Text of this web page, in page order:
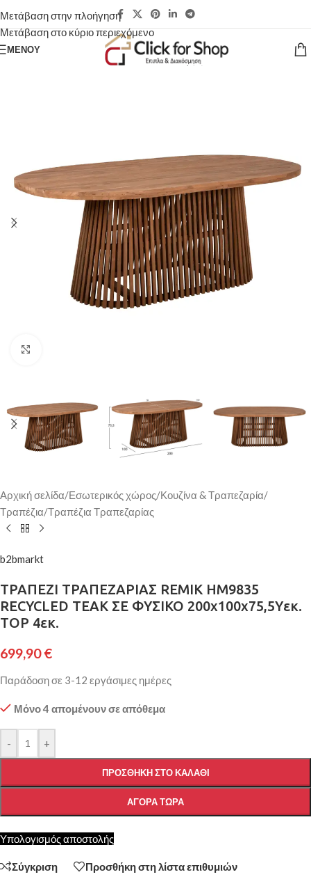
Μετάβαση στην πλοήγηση
Μετάβαση στο κύριο περιεχόμενο
ΜΕΝΟΎ
Αρχική σελίδα/Εσωτερικός χώρος/Κουζίνα & Τραπεζαρία/
Τραπέζια/Τραπέζια Τραπεζαρίας
b2bmarkt
ΤΡΑΠΕΖΙ ΤΡΑΠΕΖΑΡΙΑΣ REMIK HM9835
RECYCLED ΤΕΑΚ ΣΕ ΦΥΣΙΚΟ 200x100x75,5Yεκ.
TOP 4εκ.
699,90€
Παράδοση σε 3-12 εργάσιμες ημέρες
Μόνο 4 απομένουν σε απόθεμα
- +
ΠΡΟΣΘΉΚΗ ΣΤΟ ΚΑΛΆΘΙ
ΑΓΟΡΆ ΤΏΡΑ
Υπολογισμός αποστολής
Σύγκριση Προσθήκη στη λίστα επιθυμιών